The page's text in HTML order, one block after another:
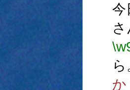
今
さ
ら
か